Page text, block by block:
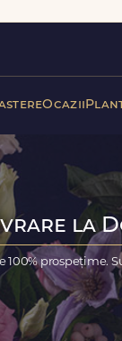
Ocazii
la
100% prospețime.